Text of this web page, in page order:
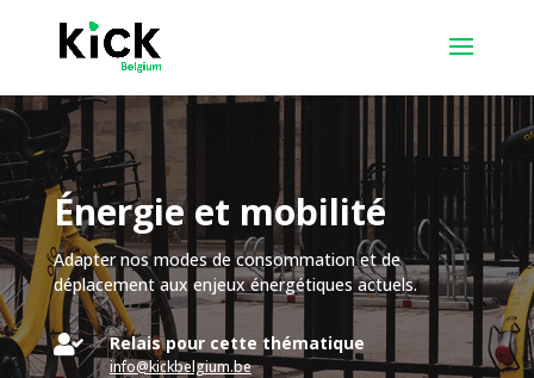
Énergie et mobilité
Adapter nos modes de consommation et de
déplacement aux enjeux énergétiques actuels.
 Relais pour cette thématique
info@kickbelgium.be